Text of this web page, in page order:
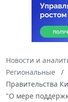
Новости и
Региональные
Правительства
"О мере